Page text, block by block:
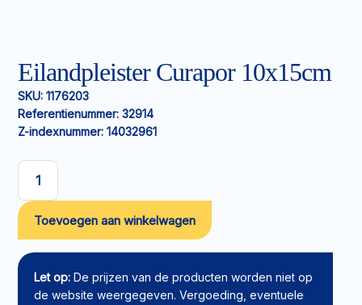
Eilandpleister Curapor 10x15cm
SKU: 1176203
Referentienummer: 32914
Z-indexnummer: 14032961
Eilandpleister
Curapor
10x15cm
aantal
Toevoegen aan winkelwagen
Let op: De prijzen van de producten worden niet op
de website weergegeven. Vergoeding, eventuele